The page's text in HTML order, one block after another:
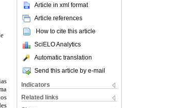
Article in xml format
Article references
How to cite this article
SciELO Analytics
Automatic translation
Send this article by e-mail
Indicators
Related links